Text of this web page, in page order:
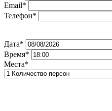
Email*
Телефон*
Дата*
Время*
Места*